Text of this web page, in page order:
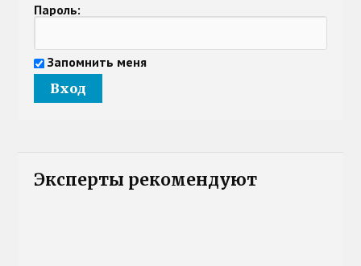
Пароль:
Запомнить меня
Эксперты рекомендуют